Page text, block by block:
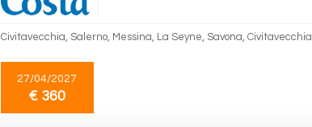
Civitavecchia, Salerno, Messina, La Seyne, Savona, Civitavecchia
27/04/2027
€ 360